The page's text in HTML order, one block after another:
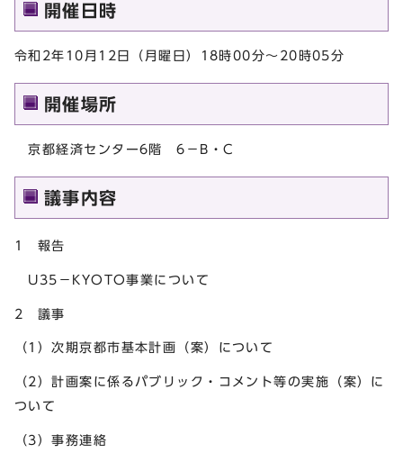
開催日時
令和2年10月12日（月曜日）18時00分～20時05分
開催場所
京都経済センター6階 6－B・C
議事内容
1 報告
U35－KYOTO事業について
2 議事
（1）次期京都市基本計画（案）について
（2）計画案に係るパブリック・コメント等の実施（案）に
ついて
（3）事務連絡